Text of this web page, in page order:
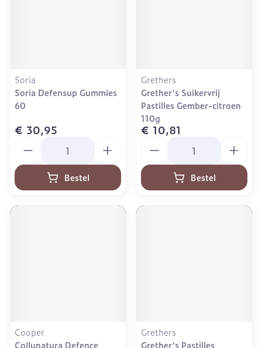
Soria
Soria Defensup Gummies
60
€ 30,95
Bestel
Grethers
Grether's Suikervrij
Pastilles Gember-citroen
110g
€ 10,81
Bestel
Cooper
Collunatura Defence
Grethers
Grether's Pastilles